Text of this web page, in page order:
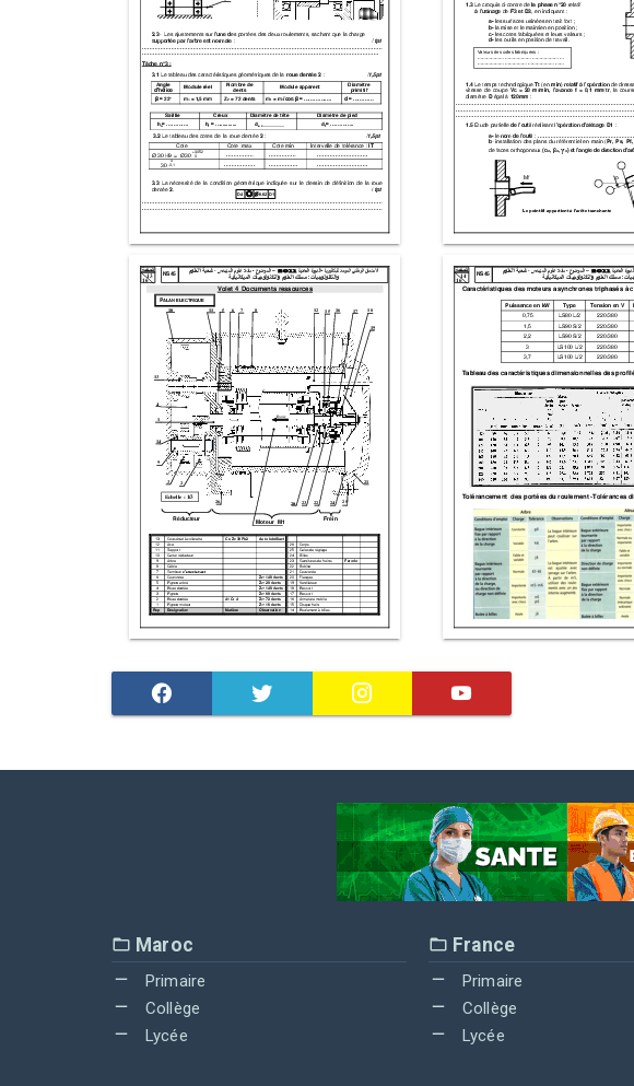
Maroc
Primaire
Collège
Lycée
France
Primaire
Collège
Lycée